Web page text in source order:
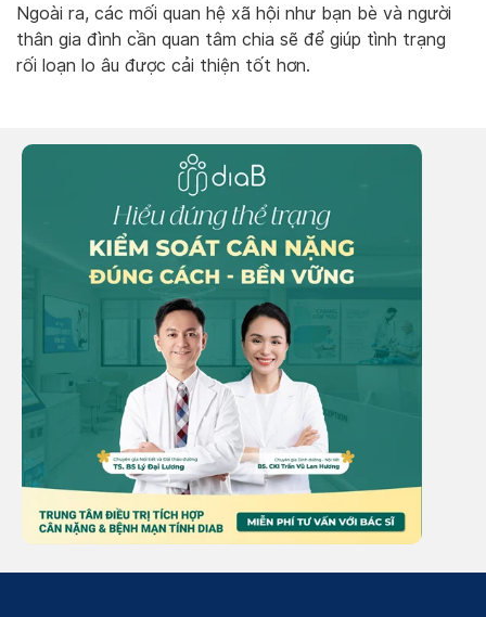
Ngoài ra, các mối quan hệ xã hội như bạn bè và người
thân gia đình cần quan tâm chia sẽ để giúp tình trạng
rối loạn lo âu được cải thiện tốt hơn.